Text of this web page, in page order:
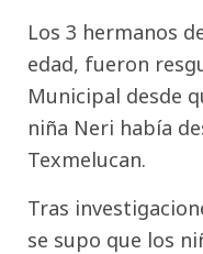
Los 3 hermanos
edad, fueron
Municipal desde
niña Neri había
Texmelucan.
Tras
se supo que los